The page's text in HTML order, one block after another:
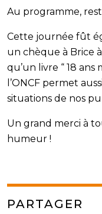
Au programme,
Cette journée fût
un chèque à Brice à
qu’un livre “ 18 ans
l’ONCF permet
situations de nos
Un grand merci à
humeur !
PARTAGER